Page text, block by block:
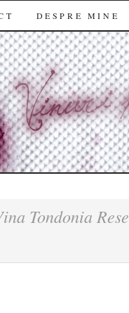
DESPRE MINE
Tondonia